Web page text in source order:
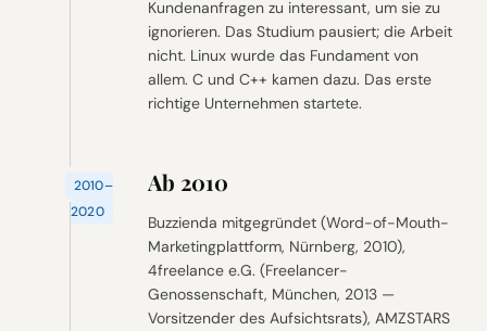
Kundenanfragen zu interessant, um sie zu
ignorieren. Das Studium pausiert; die Arbeit
nicht. Linux wurde das Fundament von
allem. C und C++ kamen dazu. Das erste
richtige Unternehmen startete.
2010–
2020
Ab 2010
Buzzienda mitgegründet (Word-of-Mouth-
Marketingplattform, Nürnberg, 2010),
4freelance e.G. (Freelancer-
Genossenschaft, München, 2013 —
Vorsitzender des Aufsichtsrats), AMZSTARS